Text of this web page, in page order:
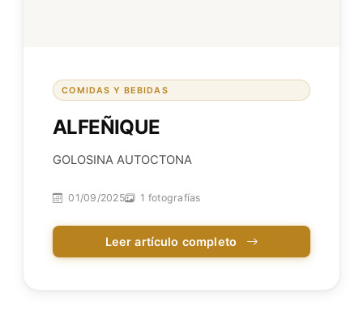
COMIDAS Y BEBIDAS
ALFEÑIQUE
GOLOSINA AUTOCTONA
01/09/2025 1 fotografías
Leer artículo completo